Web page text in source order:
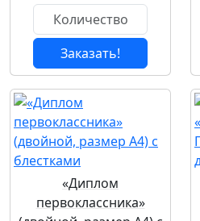
Заказать!
«Диплом
первоклассника»